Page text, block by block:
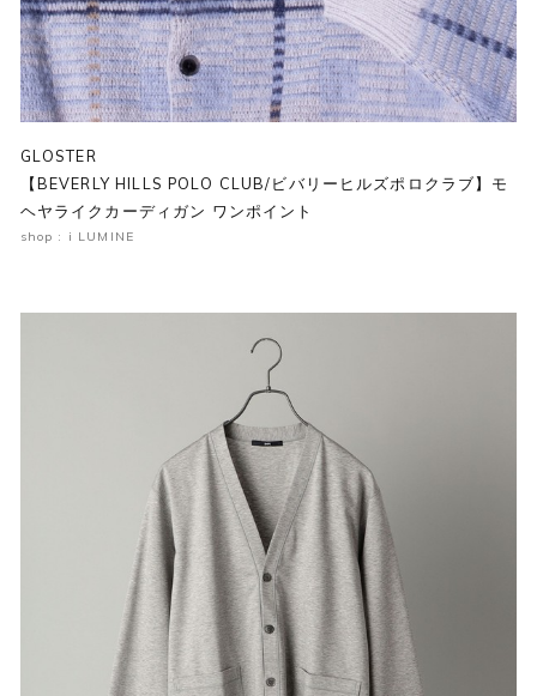
GLOSTER
【BEVERLY HILLS POLO CLUB/ビバリーヒルズポロクラブ】モ
ヘヤライクカーディガン ワンポイント
shop : i LUMINE